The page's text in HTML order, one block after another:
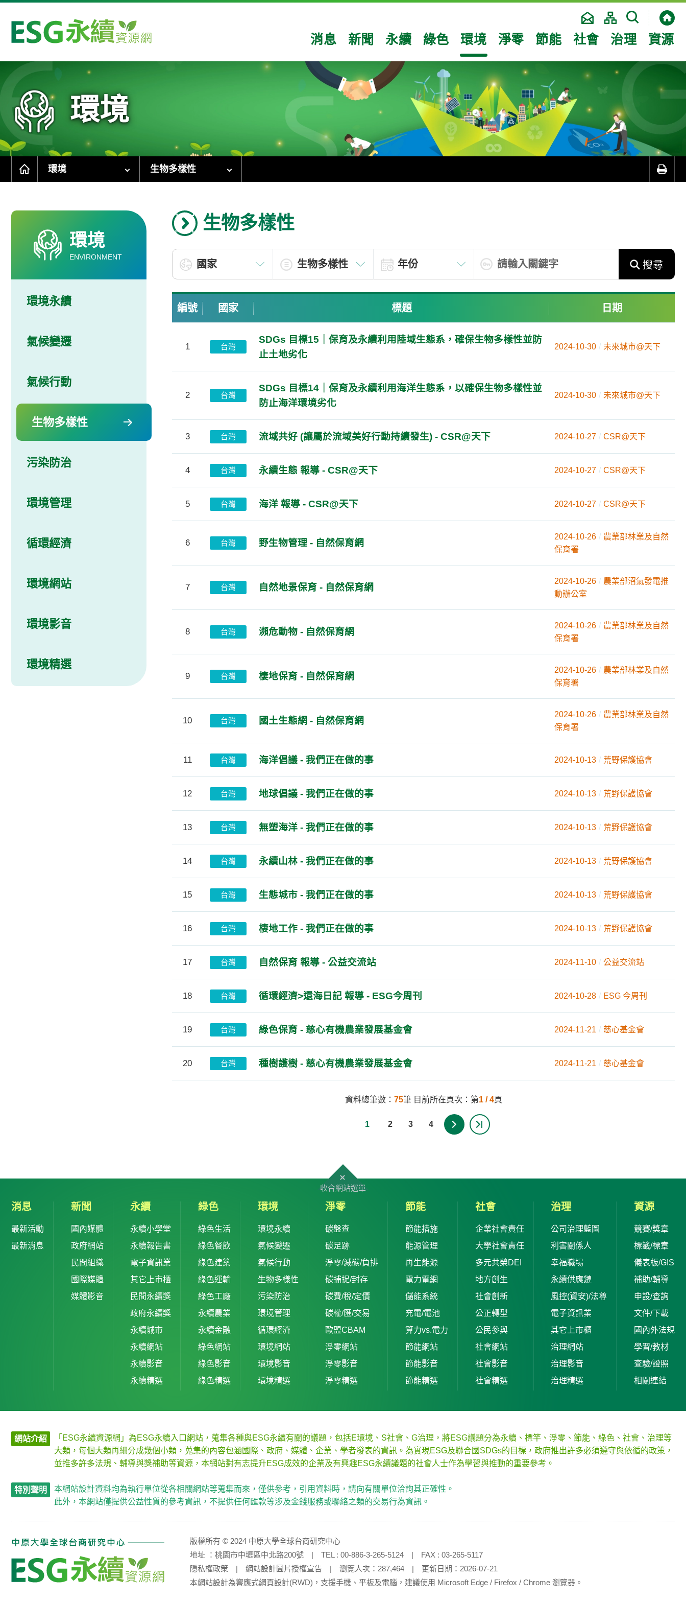
跳
消息 新聞 永續 綠色 環境 淨零 節能 社會 治理 資源
環境
環境 生物多樣性
環境
ENVIRONMENT
環境永續
氣候變遷
氣候行動
生物多樣性
污染防治
環境管理
循環經濟
環境網站
環境影音
環境精選
生物多樣性
搜尋
編號 國家 標題 日期
1 台灣
SDGs 目標15｜保育及永續利用陸域生態系，確保生物多樣性並防
止土地劣化
2024-10-30 未來城市@天下
2 台灣
SDGs 目標14｜保育及永續利用海洋生態系，以確保生物多樣性並
防止海洋環境劣化
2024-10-30 未來城市@天下
3 台灣 流域共好 (讓屬於流域美好行動持續發生) - CSR@天下 2024-10-27 CSR@天下
4 台灣 永續生態 報導 - CSR@天下 2024-10-27 CSR@天下
5 台灣 海洋 報導 - CSR@天下 2024-10-27 CSR@天下
6 台灣 野生物管理 - 自然保育網
2024-10-26
農業部林業及自然
保育署
7 台灣 自然地景保育 - 自然保育網
2024-10-26
農業部沼氣發電推
動辦公室
8 台灣 瀕危動物 - 自然保育網
2024-10-26
農業部林業及自然
保育署
9 台灣 棲地保育 - 自然保育網
2024-10-26
農業部林業及自然
保育署
10 台灣 國土生態網 - 自然保育網
2024-10-26
農業部林業及自然
保育署
11 台灣 海洋倡議 - 我們正在做的事 2024-10-13 荒野保護協會
12 台灣 地球倡議 - 我們正在做的事 2024-10-13 荒野保護協會
13 台灣 無塑海洋 - 我們正在做的事 2024-10-13 荒野保護協會
14 台灣 永續山林 - 我們正在做的事 2024-10-13 荒野保護協會
15 台灣 生態城市 - 我們正在做的事 2024-10-13 荒野保護協會
16 台灣 棲地工作 - 我們正在做的事 2024-10-13 荒野保護協會
17 台灣 自然保育 報導 - 公益交流站 2024-11-10 公益交流站
18 台灣 循環經濟>還海日記 報導 - ESG今周刊 2024-10-28 ESG 今周刊
19 台灣 綠色保育 - 慈心有機農業發展基金會 2024-11-21 慈心基金會
20 台灣 種樹護樹 - 慈心有機農業發展基金會 2024-11-21 慈心基金會
資料總筆數： 75筆 目前所在頁次：第1 / 4頁
1 2 3 4
收合網站選單
消息
最新活動
最新消息
新聞
國內媒體
政府網站
民間組織
國際媒體
媒體影音
永續
永續小學堂
永續報告書
電子資訊業
其它上市櫃
民間永續獎
政府永續獎
永續城市
永續網站
永續影音
永續精選
綠色
綠色生活
綠色餐飲
綠色建築
綠色運輸
綠色工廠
永續農業
永續金融
綠色網站
綠色影音
綠色精選
環境
環境永續
氣候變遷
氣候行動
生物多樣性
污染防治
環境管理
循環經濟
環境網站
環境影音
環境精選
淨零
碳盤查
碳足跡
淨零/減碳/負排
碳捕捉/封存
碳費/稅/定價
碳權/匯/交易
歐盟CBAM
淨零網站
淨零影音
淨零精選
節能
節能措施
能源管理
再生能源
電力電網
儲能系統
充電/電池
算力vs.電力
節能網站
節能影音
節能精選
社會
企業社會責任
大學社會責任
多元共榮DEI
地方創生
社會創新
公正轉型
公民參與
社會網站
社會影音
社會精選
治理
公司治理藍圖
利害關係人
幸福職場
永續供應鏈
風控(資安)/法尊
電子資訊業
其它上市櫃
治理網站
治理影音
治理精選
資源
競賽/獎章
標籤/標章
儀表板/GIS
補助/輔導
申設/查詢
文件/下載
國內外法規
學習/教材
查驗/證照
相關連結
網站介紹
「ESG永續資源網」為ESG永續入口網站，蒐集各種與ESG永續有關的議題，包括E環境、S社會、G治理，將ESG議題分為永續、標竿、淨零、節能、綠色、社會、治理等
大類，每個大類再細分成幾個小類，蒐集的內容包涵國際、政府、媒體、企業、學者發表的資訊。為實現ESG及聯合國SDGs的目標，政府推出許多必須遵守與依循的政策，
並推多許多法規、輔導與獎補助等資源，本網站對有志提升ESG成效的企業及有興趣ESG永續議題的社會人士作為學習與推動的重要參考。
特別聲明
本網站設計資料均為執行單位從各相關網站等蒐集而來，僅供參考，引用資料時，請向有關單位洽詢其正確性。
此外，本網站僅提供公益性質的參考資訊，不提供任何匯款等涉及金錢服務或聯絡之類的交易行為資訊。
版權所有 © 2024 中原大學全球台商研究中心
地址 ：桃園市中壢區中北路200號 | TEL : 00-886-3-265-5124 | FAX : 03-265-5117
隱私權政策 | 網站設計圖片授權宣告 | 瀏覽人次：287,464 | 更新日期：2026-07-21
本網站設計為響應式網頁設計(RWD)，支援手機、平板及電腦，建議使用 Microsoft Edge / Firefox / Chrome 瀏覽器。